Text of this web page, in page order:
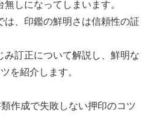
しになってしまいます。
は、印鑑の鮮明さは信頼性の証
み訂正について解説し、鮮明な
を紹介します。
作成で失敗しない押印のコツ